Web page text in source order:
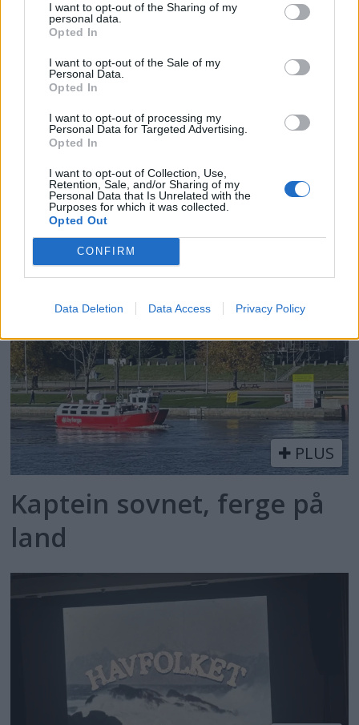
I want to opt-out of the Sharing of my
personal data.
Opted In
I want to opt-out of the Sale of my
Personal Data.
Opted In
I want to opt-out of processing my
Personal Data for Targeted Advertising.
Opted In
I want to opt-out of Collection, Use,
Retention, Sale, and/or Sharing of my
Personal Data that Is Unrelated with the
Purposes for which it was collected.
Opted Out
CONFIRM
Data Deletion Data Access Privacy Policy
PLUS
Rå Axopar Brabus 37
PLUS
Kaptein sovnet, ferge på
land